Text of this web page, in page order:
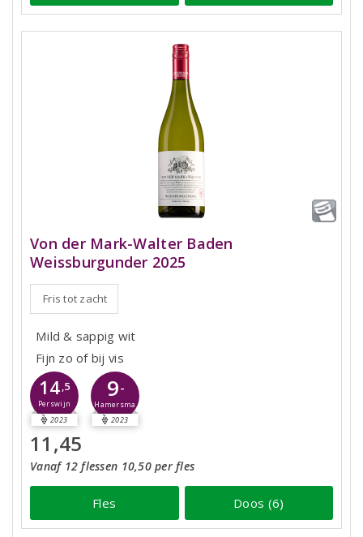
Von der Mark-Walter Baden
Weissburgunder 2025
Fris tot zacht
Mild & sappig wit
Fijn zo of bij vis
14,5
Perswijn
2023
9-
Hamersma
2023
11,45
Vanaf 12 flessen 10,50 per fles
Fles Doos (6)